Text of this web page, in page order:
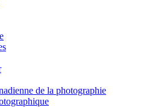
de la photographie